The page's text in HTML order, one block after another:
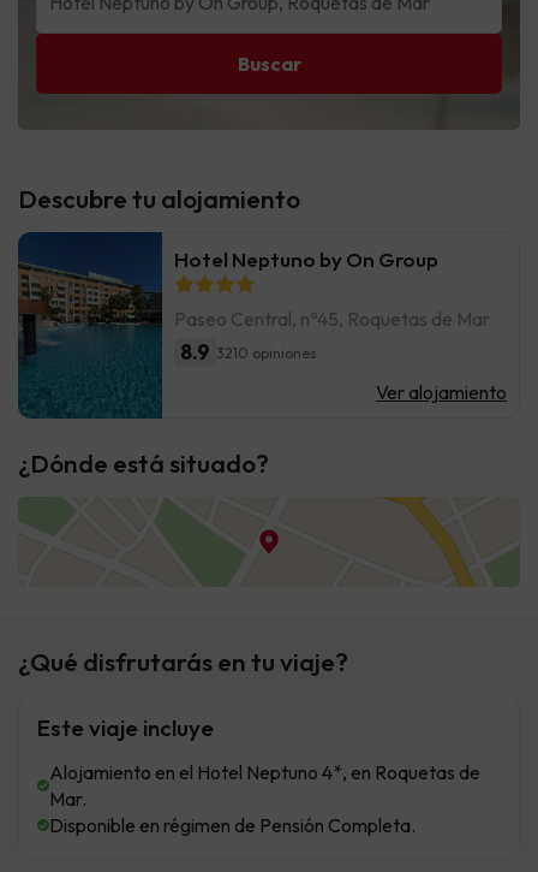
Descubre tu alojamiento
Hotel Neptuno by On Group
Paseo Central, nº45, Roquetas de Mar
8.9 3210 opiniones
Ver alojamiento
¿Dónde está situado?
¿Qué disfrutarás en tu viaje?
Este viaje incluye
Alojamiento en el Hotel Neptuno 4*, en Roquetas de
Mar.
Disponible en régimen de Pensión Completa.
Buscar